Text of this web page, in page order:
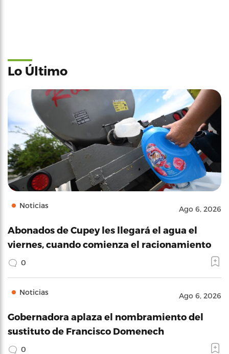
Lo Último
Noticias Ago 6, 2026
Abonados de Cupey les llegará el agua el
viernes, cuando comienza el racionamiento
0
Noticias Ago 6, 2026
Gobernadora aplaza el nombramiento del
sustituto de Francisco Domenech
0